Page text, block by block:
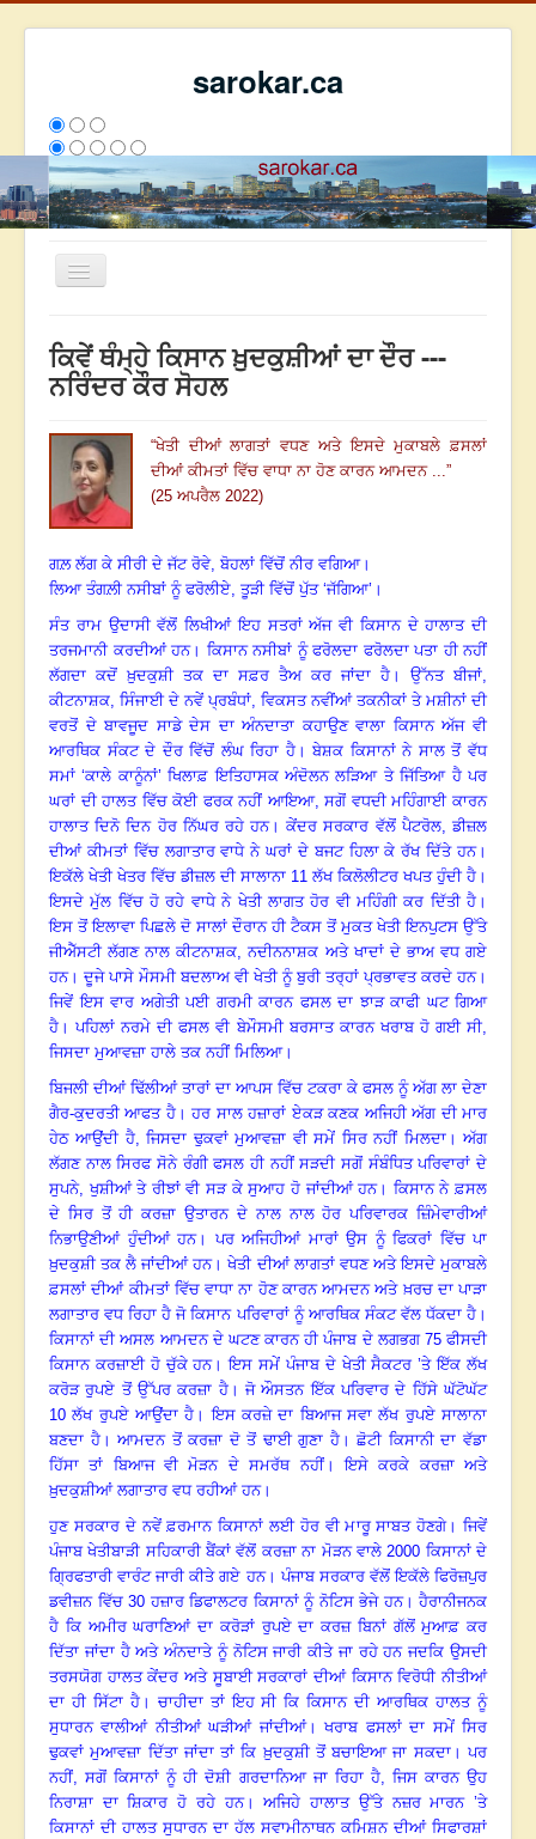
sarokar.ca
Toggle
ਰਚਨਾਵਾਂ
ਸੰਪਰਕ
We have 93 guests and no members online
2793890
ਕਿਵੇਂ ਥੰਮ੍ਹੇ ਕਿਸਾਨ ਖ਼ੁਦਕੁਸ਼ੀਆਂ ਦਾ ਦੌਰ ---
ਨਰਿੰਦਰ ਕੌਰ ਸੋਹਲ
“ਖੇਤੀ ਦੀਆਂ ਲਾਗਤਾਂ ਵਧਣ ਅਤੇ ਇਸਦੇ ਮੁਕਾਬਲੇ ਫ਼ਸਲਾਂ
ਦੀਆਂ ਕੀਮਤਾਂ ਵਿੱਚ ਵਾਧਾ ਨਾ ਹੋਣ ਕਾਰਨ ਆਮਦਨ ...”
(25 ਅਪਰੈਲ 2022)
ਗਲ਼ ਲੱਗ ਕੇ ਸੀਰੀ ਦੇ ਜੱਟ ਰੋਵੇ, ਬੋਹਲਾਂ ਵਿੱਚੋਂ ਨੀਰ ਵਗਿਆ।
ਲਿਆ ਤੰਗਲ਼ੀ ਨਸੀਬਾਂ ਨੂੰ ਫਰੋਲੀਏ, ਤੂੜੀ ਵਿੱਚੋਂ ਪੁੱਤ ‘ਜੱਗਿਆ’ ।
ਸੰਤ ਰਾਮ ਉਦਾਸੀ ਵੱਲੋਂ ਲਿਖੀਆਂ ਇਹ ਸਤਰਾਂ ਅੱਜ ਵੀ ਕਿਸਾਨ ਦੇ ਹਾਲਾਤ ਦੀ
ਤਰਜਮਾਨੀ ਕਰਦੀਆਂ ਹਨ। ਕਿਸਾਨ ਨਸੀਬਾਂ ਨੂੰ ਫਰੋਲਦਾ ਫਰੋਲਦਾ ਪਤਾ ਹੀ ਨਹੀਂ
ਲੱਗਦਾ ਕਦੋਂ ਖ਼ੁਦਕੁਸ਼ੀ ਤਕ ਦਾ ਸਫ਼ਰ ਤੈਅ ਕਰ ਜਾਂਦਾ ਹੈ । ਉੱਨਤ ਬੀਜਾਂ,
ਕੀਟਨਾਸ਼ਕ, ਸਿੰਜਾਈ ਦੇ ਨਵੇਂ ਪ੍ਰਬੰਧਾਂ, ਵਿਕਸਤ ਨਵੀਂਆਂ ਤਕਨੀਕਾਂ ਤੇ ਮਸ਼ੀਨਾਂ ਦੀ
ਵਰਤੋਂ ਦੇ ਬਾਵਜੂਦ ਸਾਡੇ ਦੇਸ ਦਾ ਅੰਨਦਾਤਾ ਕਹਾਉਣ ਵਾਲਾ ਕਿਸਾਨ ਅੱਜ ਵੀ
ਆਰਥਿਕ ਸੰਕਟ ਦੇ ਦੌਰ ਵਿੱਚੋਂ ਲੰਘ ਰਿਹਾ ਹੈ। ਬੇਸ਼ਕ ਕਿਸਾਨਾਂ ਨੇ ਸਾਲ ਤੋਂ ਵੱਧ
ਸਮਾਂ ‘ਕਾਲੇ ਕਾਨੂੰਨਾਂ’ ਖਿਲਾਫ਼ ਇਤਿਹਾਸਕ ਅੰਦੋਲਨ ਲੜਿਆ ਤੇ ਜਿੱਤਿਆ ਹੈ ਪਰ
ਘਰਾਂ ਦੀ ਹਾਲਤ ਵਿੱਚ ਕੋਈ ਫਰਕ ਨਹੀਂ ਆਇਆ, ਸਗੋਂ ਵਧਦੀ ਮਹਿੰਗਾਈ ਕਾਰਨ
ਹਾਲਾਤ ਦਿਨੋ ਦਿਨ ਹੋਰ ਨਿੱਘਰ ਰਹੇ ਹਨ।ਕੇਂਦਰ ਸਰਕਾਰ ਵੱਲੋਂ ਪੈਟਰੋਲ, ਡੀਜ਼ਲ
ਦੀਆਂ ਕੀਮਤਾਂ ਵਿੱਚ ਲਗਾਤਾਰ ਵਾਧੇ ਨੇ ਘਰਾਂ ਦੇ ਬਜਟ ਹਿਲਾ ਕੇ ਰੱਖ ਦਿੱਤੇ ਹਨ।
ਇਕੱਲੇ ਖੇਤੀ ਖੇਤਰ ਵਿੱਚ ਡੀਜ਼ਲ ਦੀ ਸਾਲਾਨਾ 11 ਲੱਖ ਕਿਲੋਲੀਟਰ ਖਪਤ ਹੁੰਦੀ ਹੈ ।
ਇਸਦੇ ਮੁੱਲ ਵਿੱਚ ਹੋ ਰਹੇ ਵਾਧੇ ਨੇ ਖੇਤੀ ਲਾਗਤ ਹੋਰ ਵੀ ਮਹਿੰਗੀ ਕਰ ਦਿੱਤੀ ਹੈ ।
ਇਸ ਤੋਂ ਇਲਾਵਾ ਪਿਛਲੇ ਦੋ ਸਾਲਾਂ ਦੌਰਾਨ ਹੀ ਟੈਕਸ ਤੋਂ ਮੁਕਤ ਖੇਤੀ ਇਨਪੁਟਸ ਉੱਤੇ
ਜੀਐੱਸਟੀ ਲੱਗਣ ਨਾਲ ਕੀਟਨਾਸ਼ਕ, ਨਦੀਨਨਾਸ਼ਕ ਅਤੇ ਖਾਦਾਂ ਦੇ ਭਾਅ ਵਧ ਗਏ
ਹਨ। ਦੂਜੇ ਪਾਸੇ ਮੌਸਮੀ ਬਦਲਾਅ ਵੀ ਖੇਤੀ ਨੂੰ ਬੁਰੀ ਤਰ੍ਹਾਂ ਪ੍ਰਭਾਵਤ ਕਰਦੇ ਹਨ।
ਜਿਵੇਂ ਇਸ ਵਾਰ ਅਗੇਤੀ ਪਈ ਗਰਮੀ ਕਾਰਨ ਫਸਲ ਦਾ ਝਾੜ ਕਾਫੀ ਘਟ ਗਿਆ
ਹੈ ।ਪਹਿਲਾਂ ਨਰਮੇ ਦੀ ਫਸਲ ਵੀ ਬੇਮੌਸਮੀ ਬਰਸਾਤ ਕਾਰਨ ਖਰਾਬ ਹੋ ਗਈ ਸੀ,
ਜਿਸਦਾ ਮੁਆਵਜ਼ਾ ਹਾਲੇ ਤਕ ਨਹੀਂ ਮਿਲਿਆ।
ਬਿਜਲੀ ਦੀਆਂ ਢਿੱਲੀਆਂ ਤਾਰਾਂ ਦਾ ਆਪਸ ਵਿੱਚ ਟਕਰਾ ਕੇ ਫਸਲ ਨੂੰ ਅੱਗ ਲਾ ਦੇਣਾ
ਗੈਰ-ਕੁਦਰਤੀ ਆਫਤ ਹੈ।ਹਰ ਸਾਲ ਹਜ਼ਾਰਾਂ ਏਕੜ ਕਣਕ ਅਜਿਹੀ ਅੱਗ ਦੀ ਮਾਰ
ਹੇਠ ਆਉਂਦੀ ਹੈ, ਜਿਸਦਾ ਢੁਕਵਾਂ ਮੁਆਵਜ਼ਾ ਵੀ ਸਮੇਂ ਸਿਰ ਨਹੀਂ ਮਿਲਦਾ।ਅੱਗ
ਲੱਗਣ ਨਾਲ ਸਿਰਫ ਸੋਨੇ ਰੰਗੀ ਫਸਲ ਹੀ ਨਹੀਂ ਸੜਦੀ ਸਗੋਂ ਸੰਬੰਧਿਤ ਪਰਿਵਾਰਾਂ ਦੇ
ਸੁਪਨੇ, ਖੁਸ਼ੀਆਂ ਤੇ ਰੀਝਾਂ ਵੀ ਸੜ ਕੇ ਸੁਆਹ ਹੋ ਜਾਂਦੀਆਂ ਹਨ। ਕਿਸਾਨ ਨੇ ਫ਼ਸਲ
ਦੇ ਸਿਰ ਤੋਂ ਹੀ ਕਰਜ਼ਾ ਉਤਾਰਨ ਦੇ ਨਾਲ ਨਾਲ ਹੋਰ ਪਰਿਵਾਰਕ ਜ਼ਿੰਮੇਵਾਰੀਆਂ
ਨਿਭਾਉਣੀਆਂ ਹੁੰਦੀਆਂ ਹਨ। ਪਰ ਅਜਿਹੀਆਂ ਮਾਰਾਂ ਉਸ ਨੂੰ ਫਿਕਰਾਂ ਵਿੱਚ ਪਾ
ਖ਼ੁਦਕੁਸ਼ੀ ਤਕ ਲੈ ਜਾਂਦੀਆਂ ਹਨ।ਖੇਤੀ ਦੀਆਂ ਲਾਗਤਾਂ ਵਧਣ ਅਤੇ ਇਸਦੇ ਮੁਕਾਬਲੇ
ਫ਼ਸਲਾਂ ਦੀਆਂ ਕੀਮਤਾਂ ਵਿੱਚ ਵਾਧਾ ਨਾ ਹੋਣ ਕਾਰਨ ਆਮਦਨ ਅਤੇ ਖ਼ਰਚ ਦਾ ਪਾੜਾ
ਲਗਾਤਾਰ ਵਧ ਰਿਹਾ ਹੈ ਜੋ ਕਿਸਾਨ ਪਰਿਵਾਰਾਂ ਨੂੰ ਆਰਥਿਕ ਸੰਕਟ ਵੱਲ ਧੱਕਦਾ ਹੈ ।
ਕਿਸਾਨਾਂ ਦੀ ਅਸਲ ਆਮਦਨ ਦੇ ਘਟਣ ਕਾਰਨ ਹੀ ਪੰਜਾਬ ਦੇ ਲਗਭਗ 75 ਫੀਸਦੀ
ਕਿਸਾਨ ਕਰਜ਼ਾਈ ਹੋ ਚੁੱਕੇ ਹਨ।ਇਸ ਸਮੇਂ ਪੰਜਾਬ ਦੇ ਖੇਤੀ ਸੈਕਟਰ ’ਤੇ ਇੱਕ ਲੱਖ
ਕਰੋੜ ਰੁਪਏ ਤੋਂ ਉੱਪਰ ਕਰਜ਼ਾ ਹੈ।ਜੋ ਔਸਤਨ ਇੱਕ ਪਰਿਵਾਰ ਦੇ ਹਿੱਸੇ ਘੱਟੋਘੱਟ
10 ਲੱਖ ਰੁਪਏ ਆਉਂਦਾ ਹੈ ।ਇਸ ਕਰਜ਼ੇ ਦਾ ਬਿਆਜ ਸਵਾ ਲੱਖ ਰੁਪਏ ਸਾਲਾਨਾ
ਬਣਦਾ ਹੈ।ਆਮਦਨ ਤੋਂ ਕਰਜ਼ਾ ਦੋ ਤੋਂ ਢਾਈ ਗੁਣਾ ਹੈ।ਛੋਟੀ ਕਿਸਾਨੀ ਦਾ ਵੱਡਾ
ਹਿੱਸਾ ਤਾਂ ਬਿਆਜ ਵੀ ਮੋੜਨ ਦੇ ਸਮਰੱਥ ਨਹੀਂ।ਇਸੇ ਕਰਕੇ ਕਰਜ਼ਾ ਅਤੇ
ਖ਼ੁਦਕੁਸ਼ੀਆਂ ਲਗਾਤਾਰ ਵਧ ਰਹੀਆਂ ਹਨ।
ਹੁਣ ਸਰਕਾਰ ਦੇ ਨਵੇਂ ਫ਼ਰਮਾਨ ਕਿਸਾਨਾਂ ਲਈ ਹੋਰ ਵੀ ਮਾਰੂ ਸਾਬਤ ਹੋਣਗੇ।ਜਿਵੇਂ
ਪੰਜਾਬ ਖੇਤੀਬਾੜੀ ਸਹਿਕਾਰੀ ਬੈਂਕਾਂ ਵੱਲੋਂ ਕਰਜ਼ਾ ਨਾ ਮੋੜਨ ਵਾਲੇ2000 ਕਿਸਾਨਾਂ ਦੇ
ਗ੍ਰਿਫਤਾਰੀ ਵਾਰੰਟ ਜਾਰੀ ਕੀਤੇ ਗਏ ਹਨ। ਪੰਜਾਬ ਸਰਕਾਰ ਵੱਲੋਂ ਇਕੱਲੇ ਫਿਰੋਜ਼ਪੁਰ
ਡਵੀਜ਼ਨ ਵਿੱਚ 30 ਹਜ਼ਾਰ ਡਿਫਾਲਟਰ ਕਿਸਾਨਾਂ ਨੂੰ ਨੋਟਿਸ ਭੇਜੇ ਹਨ। ਹੈਰਾਨੀਜਨਕ
ਹੈ ਕਿ ਅਮੀਰ ਘਰਾਣਿਆਂ ਦਾ ਕਰੋੜਾਂ ਰੁਪਏ ਦਾ ਕਰਜ਼ ਬਿਨਾਂ ਗੱਲੋਂ ਮੁਆਫ਼ ਕਰ
ਦਿੱਤਾ ਜਾਂਦਾ ਹੈ ਅਤੇ ਅੰਨਦਾਤੇ ਨੂੰ ਨੋਟਿਸ ਜਾਰੀ ਕੀਤੇ ਜਾ ਰਹੇ ਹਨ ਜਦਕਿ ਉਸਦੀ
ਤਰਸਯੋਗ ਹਾਲਤ ਕੇਂਦਰ ਅਤੇ ਸੂਬਾਈ ਸਰਕਾਰਾਂ ਦੀਆਂ ਕਿਸਾਨ ਵਿਰੋਧੀ ਨੀਤੀਆਂ
ਦਾ ਹੀ ਸਿੱਟਾ ਹੈ। ਚਾਹੀਦਾ ਤਾਂ ਇਹ ਸੀ ਕਿ ਕਿਸਾਨ ਦੀ ਆਰਥਿਕ ਹਾਲਤ ਨੂੰ
ਸੁਧਾਰਨ ਵਾਲੀਆਂ ਨੀਤੀਆਂ ਘੜੀਆਂ ਜਾਂਦੀਆਂ।ਖਰਾਬ ਫਸਲਾਂ ਦਾ ਸਮੇਂ ਸਿਰ
ਢੁਕਵਾਂ ਮੁਆਵਜ਼ਾ ਦਿੱਤਾ ਜਾਂਦਾ ਤਾਂ ਕਿ ਖ਼ੁਦਕੁਸ਼ੀ ਤੋਂ ਬਚਾਇਆ ਜਾ ਸਕਦਾ।ਪਰ
ਨਹੀਂ, ਸਗੋਂ ਕਿਸਾਨਾਂ ਨੂੰ ਹੀ ਦੋਸ਼ੀ ਗਰਦਾਨਿਆ ਜਾ ਰਿਹਾ ਹੈ, ਜਿਸ ਕਾਰਨ ਉਹ
ਨਿਰਾਸ਼ਾ ਦਾ ਸ਼ਿਕਾਰ ਹੋ ਰਹੇ ਹਨ।ਅਜਿਹੇ ਹਾਲਾਤ ਉੱਤੇ ਨਜ਼ਰ ਮਾਰਨ ’ਤੇ
ਕਿਸਾਨਾਂ ਦੀ ਹਾਲਤ ਸੁਧਾਰਨ ਦਾ ਹੱਲ ਸਵਾਮੀਨਾਥਨ ਕਮਿਸ਼ਨ ਦੀਆਂ ਸਿਫਾਰਸ਼ਾਂ